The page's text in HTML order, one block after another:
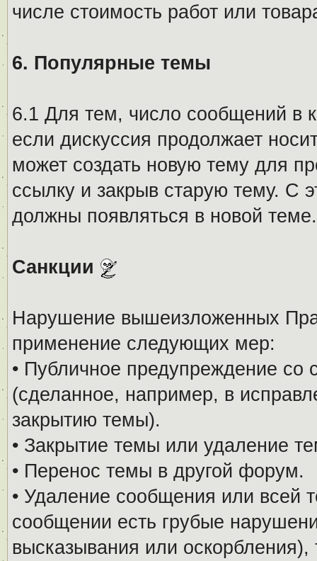
числе стоимость работ или
6. Популярные темы
6.1 Для тем, число сообщений в
если дискуссия продолжает
может создать новую тему для
ссылку и закрыв старую тему. С
должны появляться в новой теме.
Санкции
Нарушение вышеизложенных
применение следующих мер:
• Публичное предупреждение
(сделанное, например, в
закрытию темы).
• Закрытие темы или удаление
• Перенос темы в другой форум.
• Удаление сообщения или всей
сообщении есть грубые
высказывания или